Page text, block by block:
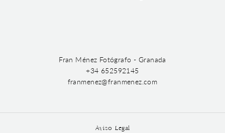
Fran Ménez Fotógrafo - Granada
+34 652592145
franmenez@franmenez.com
Aviso Legal